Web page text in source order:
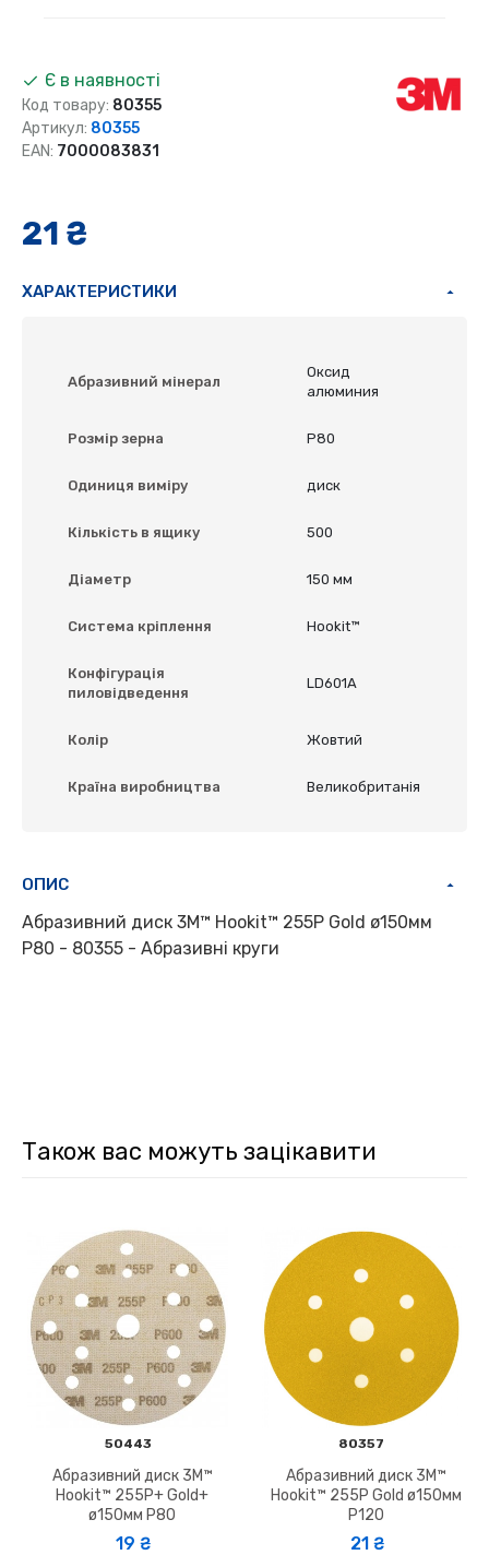
21 ₴
Є в наявності
Код товару: 80355
Артикул: 80355
EAN: 7000083831
ХАРАКТЕРИСТИКИ
Абразивний мінерал
Оксид
алюминия
Розмір зерна P80
Одиниця виміру диск
Кількість в ящику 500
Діаметр 150 мм
Система кріплення Hookit™
Конфігурація
пиловідведення
LD601A
Колір Жовтий
Країна виробництва Великобританія
ОПИС
Абразивний диск 3M™ Hookit™ 255P Gold ø150мм
P80 - 80355 - Абразивні круги
Також вас можуть зацікавити
50443
Абразивний диск 3M™
Hookit™ 255P+ Gold+
ø150мм P80
19 ₴
80357
Абразивний диск 3M™
Hookit™ 255P Gold ø150мм
P120
21 ₴